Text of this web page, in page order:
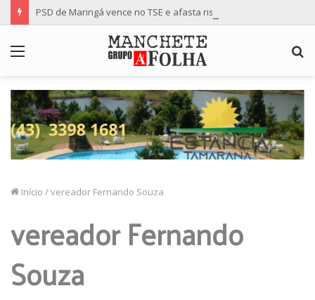
Início /vereador Fernando Souza
vereador Fernando
Souza